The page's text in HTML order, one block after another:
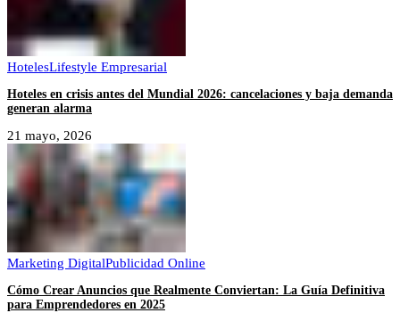
HotelesLifestyle Empresarial
Hoteles en crisis antes del Mundial 2026: cancelaciones y baja demanda
generan alarma
21 mayo, 2026
Marketing DigitalPublicidad Online
Cómo Crear Anuncios que Realmente Conviertan: La Guía Definitiva
para Emprendedores en 2025